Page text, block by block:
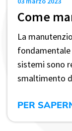
La
sistemi sono
smaltimento
PER